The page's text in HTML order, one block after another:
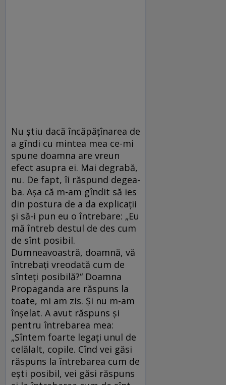
Nu știu dacă încăpățînarea de
a gîn­di cu mintea mea ce-mi
spune doam­na are vreun
efect asupra ei. Mai degrabă,
nu. De fapt, îi răspund degea­
ba. Așa că m-am gîndit să ies
din postura de a da explicații
și să-i pun eu o întrebare: „Eu
mă întreb destul de des cum
de sînt posibil.
Dumneavoastră, doamnă, vă
întrebați vreodată cum de
sînteți posibilă?“ Doamna
Propaganda are răspuns la
toate, mi am zis. Și nu m-am
înșelat. A avut răspuns și
pentru întrebarea mea:
„Sîntem foarte legați unul de
celălalt, copile. Cînd vei găsi
răspuns la întrebarea cum de
ești posibil, vei găsi răspuns